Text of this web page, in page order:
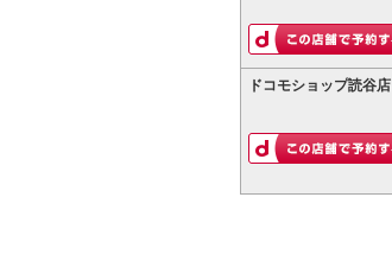
ドコモショップ読谷店